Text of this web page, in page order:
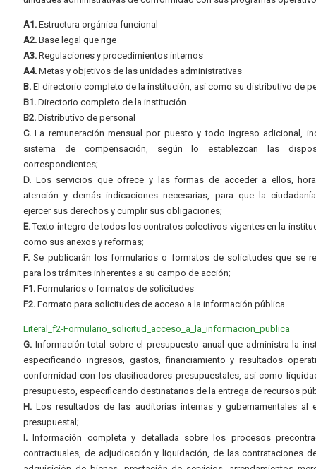
A1. Estructura orgánica funcional
A2. Base legal que rige
A3. Regulaciones y procedimientos internos
A4. Metas y objetivos de las unidades administrativas
B. El directorio completo de la institución, así como su distributivo de
B1. Directorio completo de la institución
B2. Distributivo de personal
C. La remuneración mensual por puesto y todo ingreso adicional,
sistema de compensación, según lo establezcan las
correspondientes;
D. Los servicios que ofrece y las formas de acceder a ellos,
atención y demás indicaciones necesarias, para que la
ejercer sus derechos y cumplir sus obligaciones;
E.Texto íntegro de todos los contratos colectivos vigentes en la
como sus anexos y reformas;
F. Se publicarán los formularios o formatos de solicitudes que se
para los trámites inherentes a su campo de acción;
F1. Formularios o formatos de solicitudes
F2. Formato para solicitudes de acceso a la información pública
Literal_f2-Formulario_solicitud_acceso_a_la_informacion_publica
G. Información total sobre el presupuesto anual que administra la
especificando ingresos, gastos, financiamiento y resultados
conformidad con los clasificadores presupuestales, así como
presupuesto, especificando destinatarios de la entrega de recursos
H. Los resultados de las auditorías internas y gubernamentales al
presupuestal;
I. Información completa y detallada sobre los procesos
contractuales, de adjudicación y liquidación, de las contrataciones